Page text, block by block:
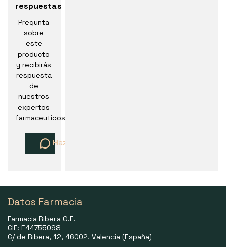
respuestas
Pregunta
sobre
este
producto
y recibirás
respuesta
de
nuestros
expertos
farmaceuticos
Haz una pregunta
Datos Farmacia
Farmacia Ribera O.E.
CIF: E44755098
C/ de Ribera, 12, 46002, Valencia (España)